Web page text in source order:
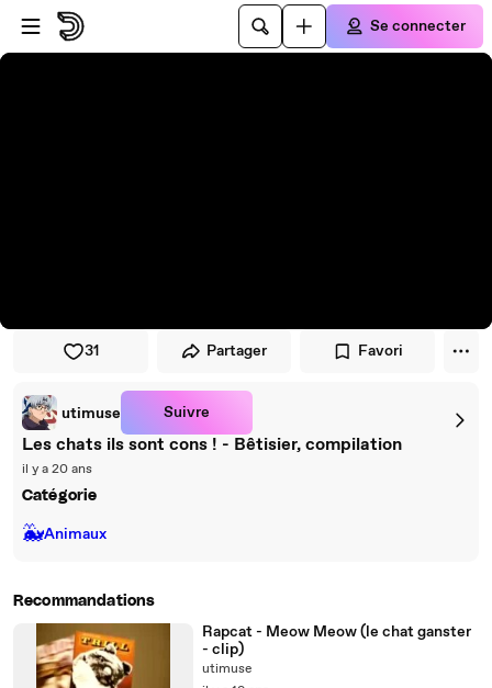
Passer au player
Passer au contenu principal
Se connecter
31 Partager Favori
utimuse Suivre
Les chats ils sont cons ! - Bêtisier, compilation
il y a 20 ans
Catégorie
🐳Animaux
Recommandations
Rapcat - Meow Meow (le chat ganster
- clip)
utimuse